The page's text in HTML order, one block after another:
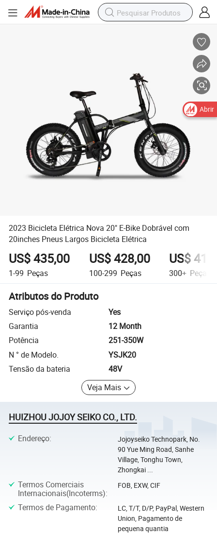
2023 Bicicleta Elétrica Nova 20" E-Bike Dobrável com
20inches Pneus Largos Bicicleta Elétrica
US$ 435,00
1-99 Peças
US$ 428,00
100-299 Peças
US$
300+ Peças
Atributos do Produto
Serviço pós-venda
Yes
Garantia
12 Month
Potência
251-350W
N ° de Modelo.
YSJK20
Tensão da bateria
48V
Veja Mais
HUIZHOU JOJOY SEIKO CO., LTD.
Endereço:
Jojoyseiko Technopark, No.
90 Yue Ming Road, Sanhe
Village, Tonghu Town,
Zhongkai ...
Termos Comerciais
Internacionais(Incoterms):
FOB, EXW, CIF
Termos de Pagamento:
LC, T/T, D/P, PayPal, Western
Union, Pagamento de
pequena quantia
Abrir